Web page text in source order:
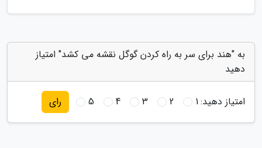
به "هند برای سر به راه کردن گوگل نقشه می کشد" امتیاز
دهید
امتیاز دهید:1
2
3
4
5 رای